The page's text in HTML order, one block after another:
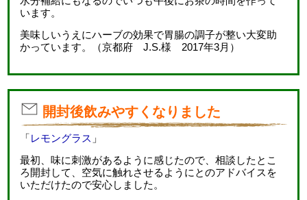
います。
美味しいうえにハーブの効果で胃腸の調子が整い大変助
かっています。（京都府 J.S.様 2017年3月）
開封後飲みやすくなりました
「レモングラス 」
最初、味に刺激があるように感じたので、相談したとこ
ろ開封して、空気に触れさせるようにとのアドバイスを
いただけたので安心しました。